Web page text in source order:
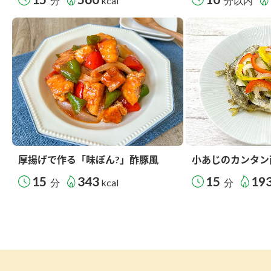
厚揚げで作る「味ぽん?」酢豚風
15 分 343 kcal
小あじのカンタ
15 分